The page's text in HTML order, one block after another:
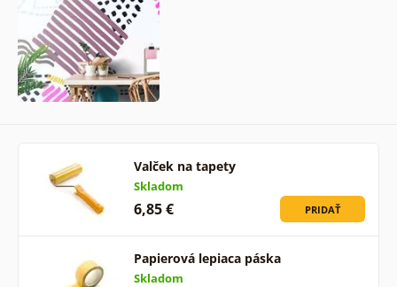
Valček na tapety
Skladom
6,85 € PRIDAŤ
Papierová lepiaca páska
Skladom